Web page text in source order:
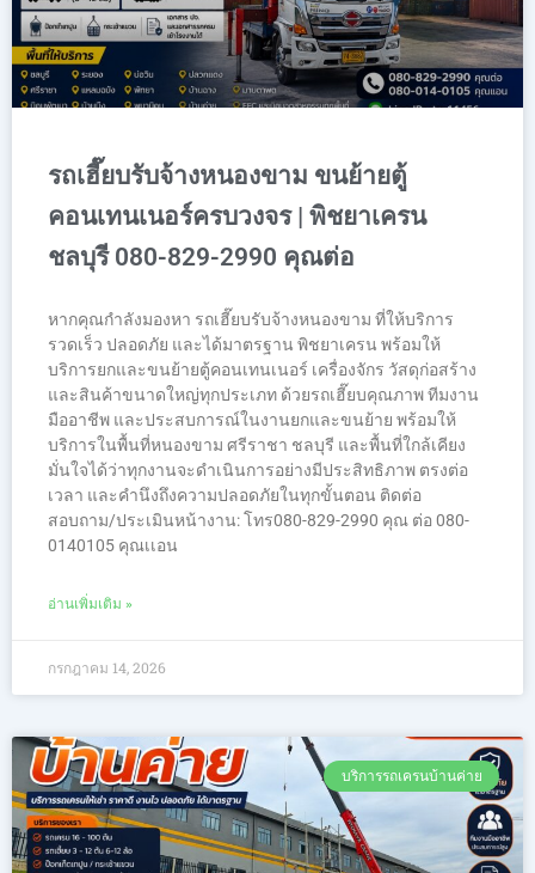
รถเฮี๊ยบรับจ้างหนองขาม ขนย้ายตู้
คอนเทนเนอร์ครบวงจร | พิชยาเครน
ชลบุรี 080-829-2990 คุณต่อ
หากคุณกำลังมองหา รถเฮี๊ยบรับจ้างหนองขาม ที่ให้บริการ
รวดเร็ว ปลอดภัย และได้มาตรฐาน พิชยาเครน พร้อมให้
บริการยกและขนย้ายตู้คอนเทนเนอร์ เครื่องจักร วัสดุก่อสร้าง
และสินค้าขนาดใหญ่ทุกประเภท ด้วยรถเฮี๊ยบคุณภาพ ทีมงาน
มืออาชีพ และประสบการณ์ในงานยกและขนย้าย พร้อมให้
บริการในพื้นที่หนองขาม ศรีราชา ชลบุรี และพื้นที่ใกล้เคียง
มั่นใจได้ว่าทุกงานจะดำเนินการอย่างมีประสิทธิภาพ ตรงต่อ
เวลา และคำนึงถึงความปลอดภัยในทุกขั้นตอน ติดต่อ
สอบถาม/ประเมินหน้างาน: โทร080-829-2990 คุณ ต่อ 080-
0140105 คุณเเอน
อ่านเพิ่มเติม »
กรกฎาคม 14, 2026
บริการรถเครนบ้านค่าย